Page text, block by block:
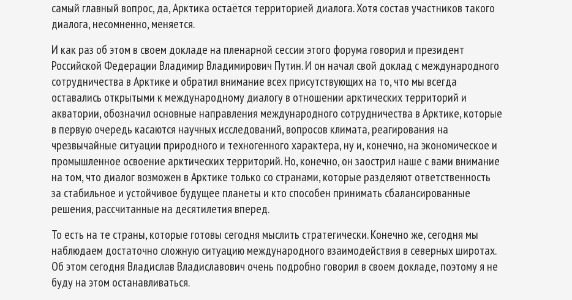
Арктическое обозрение, №10, 2024 Арктическое обозрение, №9, 2023 Арктическое обозрение, №8, 2022 Арктическое обозрение,
самый главный вопрос, да, Арктика остаётся территорией диалога. Хотя состав участников такого
диалога, несомненно, меняется.
И как раз об этом в своем докладе на пленарной сессии этого форума говорил и президент
Российской Федерации Владимир Владимирович Путин. И он начал свой доклад с международного
сотрудничества в Арктике и обратил внимание всех присутствующих на то, что мы всегда
оставались открытыми к международному диалогу в отношении арктических территорий и
акватории, обозначил основные направления международного сотрудничества в Арктике, которые
в первую очередь касаются научных исследований, вопросов климата, реагирования на
чрезвычайные ситуации природного и техногенного характера, ну и, конечно, на экономическое и
промышленное освоение арктических территорий. Но, конечно, он заострил наше с вами внимание
на том, что диалог возможен в Арктике только со странами, которые разделяют ответственность
за стабильное и устойчивое будущее планеты и кто способен принимать сбалансированные
решения, рассчитанные на десятилетия вперед.
То есть на те страны, которые готовы сегодня мыслить стратегически. Конечно же, сегодня мы
наблюдаем достаточно сложную ситуацию международного взаимодействия в северных широтах.
Об этом сегодня Владислав Владиславович очень подробно говорил в своем докладе, поэтому я не
буду на этом останавливаться.